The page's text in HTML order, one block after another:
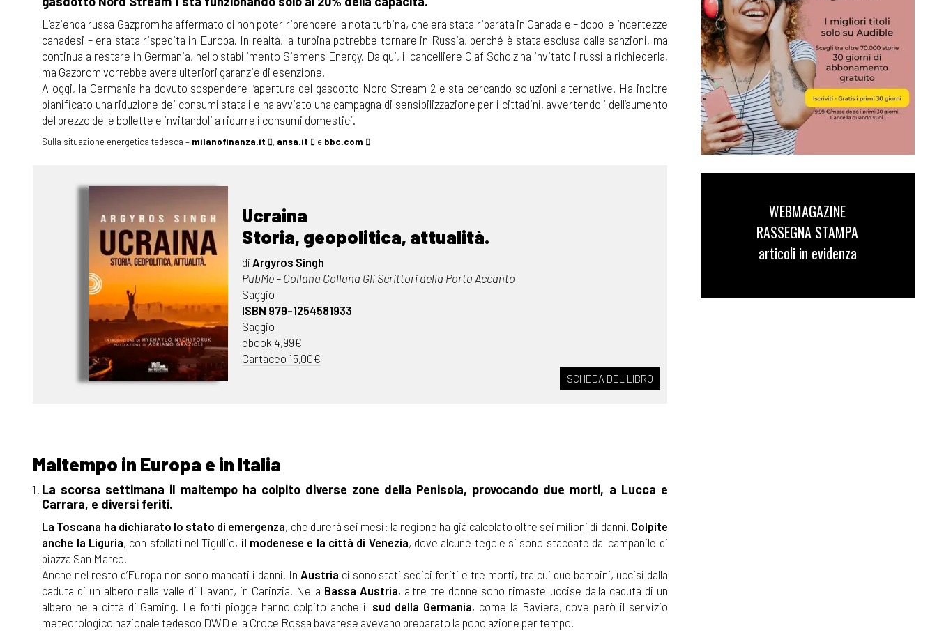
L’azienda russa Gazprom ha affermato di non poter riprendere la nota turbina, che era stata riparata in Canada e – dopo le incertezze
canadesi – era stata rispedita in Europa. In realtà, la turbina potrebbe tornare in Russia, perché è stata esclusa dalle sanzioni, ma
continua a restare in Germania, nello stabilimento Siemens Energy. Da qui, il cancelliere Olaf Scholz ha invitato i russi a richiederla,
ma Gazprom vorrebbe avere ulteriori garanzie di esenzione.
A oggi, la Germania ha dovuto sospendere l’apertura del gasdotto Nord Stream 2 e sta cercando soluzioni alternative. Ha inoltre
pianificato una riduzione dei consumi statali e ha avviato una campagna di sensibilizzazione per i cittadini, avvertendoli dell’aumento
del prezzo delle bollette e invitandoli a ridurre i consumi domestici.
Sulla situazione energetica tedesca – milanofinanza.it , ansa.it e bbc.com
Ucraina
Storia, geopolitica, attualità.
di Argyros Singh
PubMe – Collana Collana Gli Scrittori della Porta Accanto
Saggio
ISBN 979-1254581933
Saggio
ebook 4,99€
Cartaceo 15,00€
SCHEDA DEL LIBRO
Maltempo in Europa e in Italia
La scorsa settimana il maltempo ha colpito diverse zone della Penisola, provocando due morti, a Lucca e
Carrara, e diversi feriti.
La Toscana ha dichiarato lo stato di emergenza, che durerà sei mesi: la regione ha già calcolato oltre sei milioni di danni. Colpite
anche la Liguria, con sfollati nel Tigullio, il modenese e la città di Venezia, dove alcune tegole si sono staccate dal campanile di
piazza San Marco.
Anche nel resto d’Europa non sono mancati i danni. In Austria ci sono stati sedici feriti e tre morti, tra cui due bambini, uccisi dalla
caduta di un albero nella valle di Lavant, in Carinzia. Nella Bassa Austria, altre tre donne sono rimaste uccise dalla caduta di un
albero nella città di Gaming. Le forti piogge hanno colpito anche il sud della Germania, come la Baviera, dove però il servizio
meteorologico nazionale tedesco DWD e la Croce Rossa bavarese avevano preparato la popolazione per tempo.
WEBMAGAZINE
RASSEGNA STAMPA
articoli in evidenza